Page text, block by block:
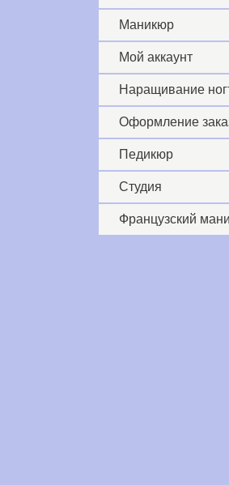
Маникюр
Мой аккаунт
Наращивание
Оформление
Педикюр
Студия
Французский